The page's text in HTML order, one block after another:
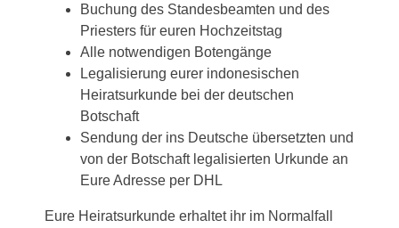
Buchung des Standesbeamten und des
Priesters für euren Hochzeitstag
Alle notwendigen Botengänge
Legalisierung eurer indonesischen
Heiratsurkunde bei der deutschen
Botschaft
Sendung der ins Deutsche übersetzten und
von der Botschaft legalisierten Urkunde an
Eure Adresse per DHL
Eure Heiratsurkunde erhaltet ihr im Normalfall